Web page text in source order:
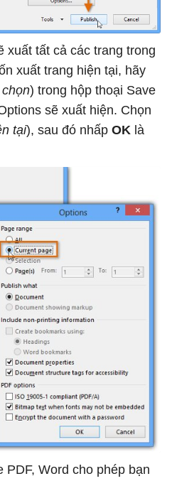
xuất tất cả các trang trong
xuất trang hiện tại, hãy
) trong hộp thoại Save
sẽ xuất hiện. Chọn
tại), sau đó nhấp OK là
PDF, Word cho phép bạn